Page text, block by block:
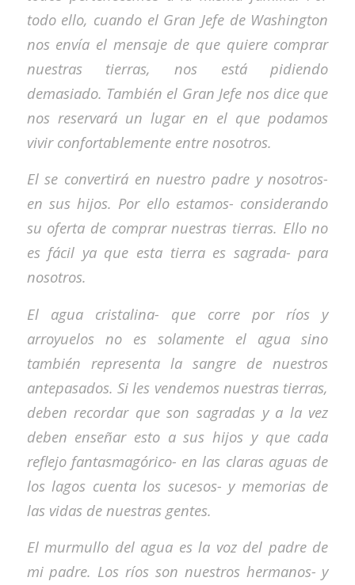
todo ello, cuando el Gran Jefe de Washington
nos envía el mensaje de que quiere comprar
nuestras tierras, nos está pidiendo
demasiado. También el Gran Jefe nos dice que
nos reservará un lugar en el que podamos
vivir confortablemente entre nosotros.
El se convertirá en nuestro padre y nosotros-
en sus hijos. Por ello estamos- considerando
su oferta de comprar nuestras tierras. Ello no
es fácil ya que esta tierra es sagrada- para
nosotros.
El agua cristalina- que corre por ríos y
arroyuelos no es solamente el agua sino
también representa la sangre de nuestros
antepasados. Si les vendemos nuestras tierras,
deben recordar que son sagradas y a la vez
deben enseñar esto a sus hijos y que cada
reflejo fantasmagórico- en las claras aguas de
los lagos cuenta los sucesos- y memorias de
las vidas de nuestras gentes.
El murmullo del agua es la voz del padre de
mi padre. Los ríos son nuestros hermanos- y